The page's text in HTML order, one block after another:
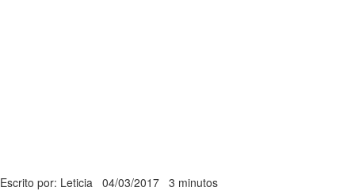
Escrito por: Leticia 04/03/2017 3 minutos